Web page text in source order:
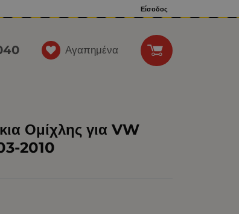
Είσοδος
Αγαπημένα
Ομίχλης για VW
2010